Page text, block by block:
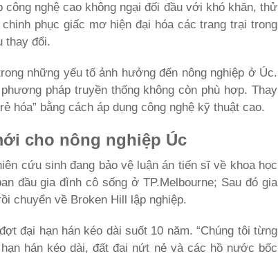
nghệ cao không ngại đối đầu với khó khăn, thử
phục giấc mơ hiện đại hóa các trang trại trong
thay đổi.
những yếu tố ảnh hưởng đến nông nghiệp ở Úc.
pháp truyền thống không còn phù hợp. Thay
hóa” bằng cách áp dụng công nghệ kỹ thuật cao.
cho nông nghiệp Úc
cứu sinh đang bảo vệ luận án tiến sĩ về khoa học
đầu gia đình cô sống ở TP.Melbourne; Sau đó gia
chuyển về Broken Hill lập nghiệp.
đại hạn hán kéo dài suốt 10 năm. “Chúng tôi từng
hán kéo dài, đất đai nứt nẻ và các hồ nước bốc